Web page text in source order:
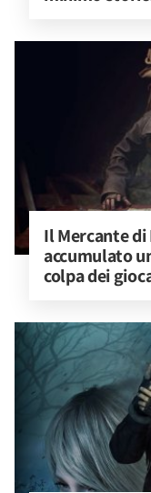
Il Mercante di
accumulato
colpa dei